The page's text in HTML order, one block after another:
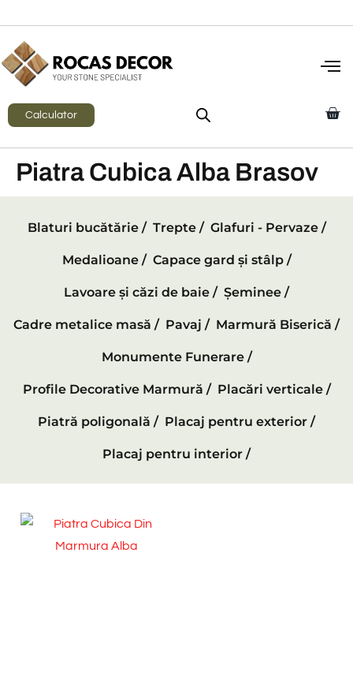
Calculator
Piatra Cubica Alba Brasov
Blaturi bucătărie / Trepte / Glafuri - Pervaze /
Medalioane / Capace gard și stâlp /
Lavoare și căzi de baie / Șeminee /
Cadre metalice masă / Pavaj / Marmură Biserică /
Monumente Funerare /
Profile Decorative Marmură / Placări verticale /
Piatră poligonală / Placaj pentru exterior /
Placaj pentru interior /